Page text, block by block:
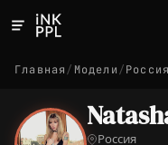
Главная/ Модели/Россия
Россия